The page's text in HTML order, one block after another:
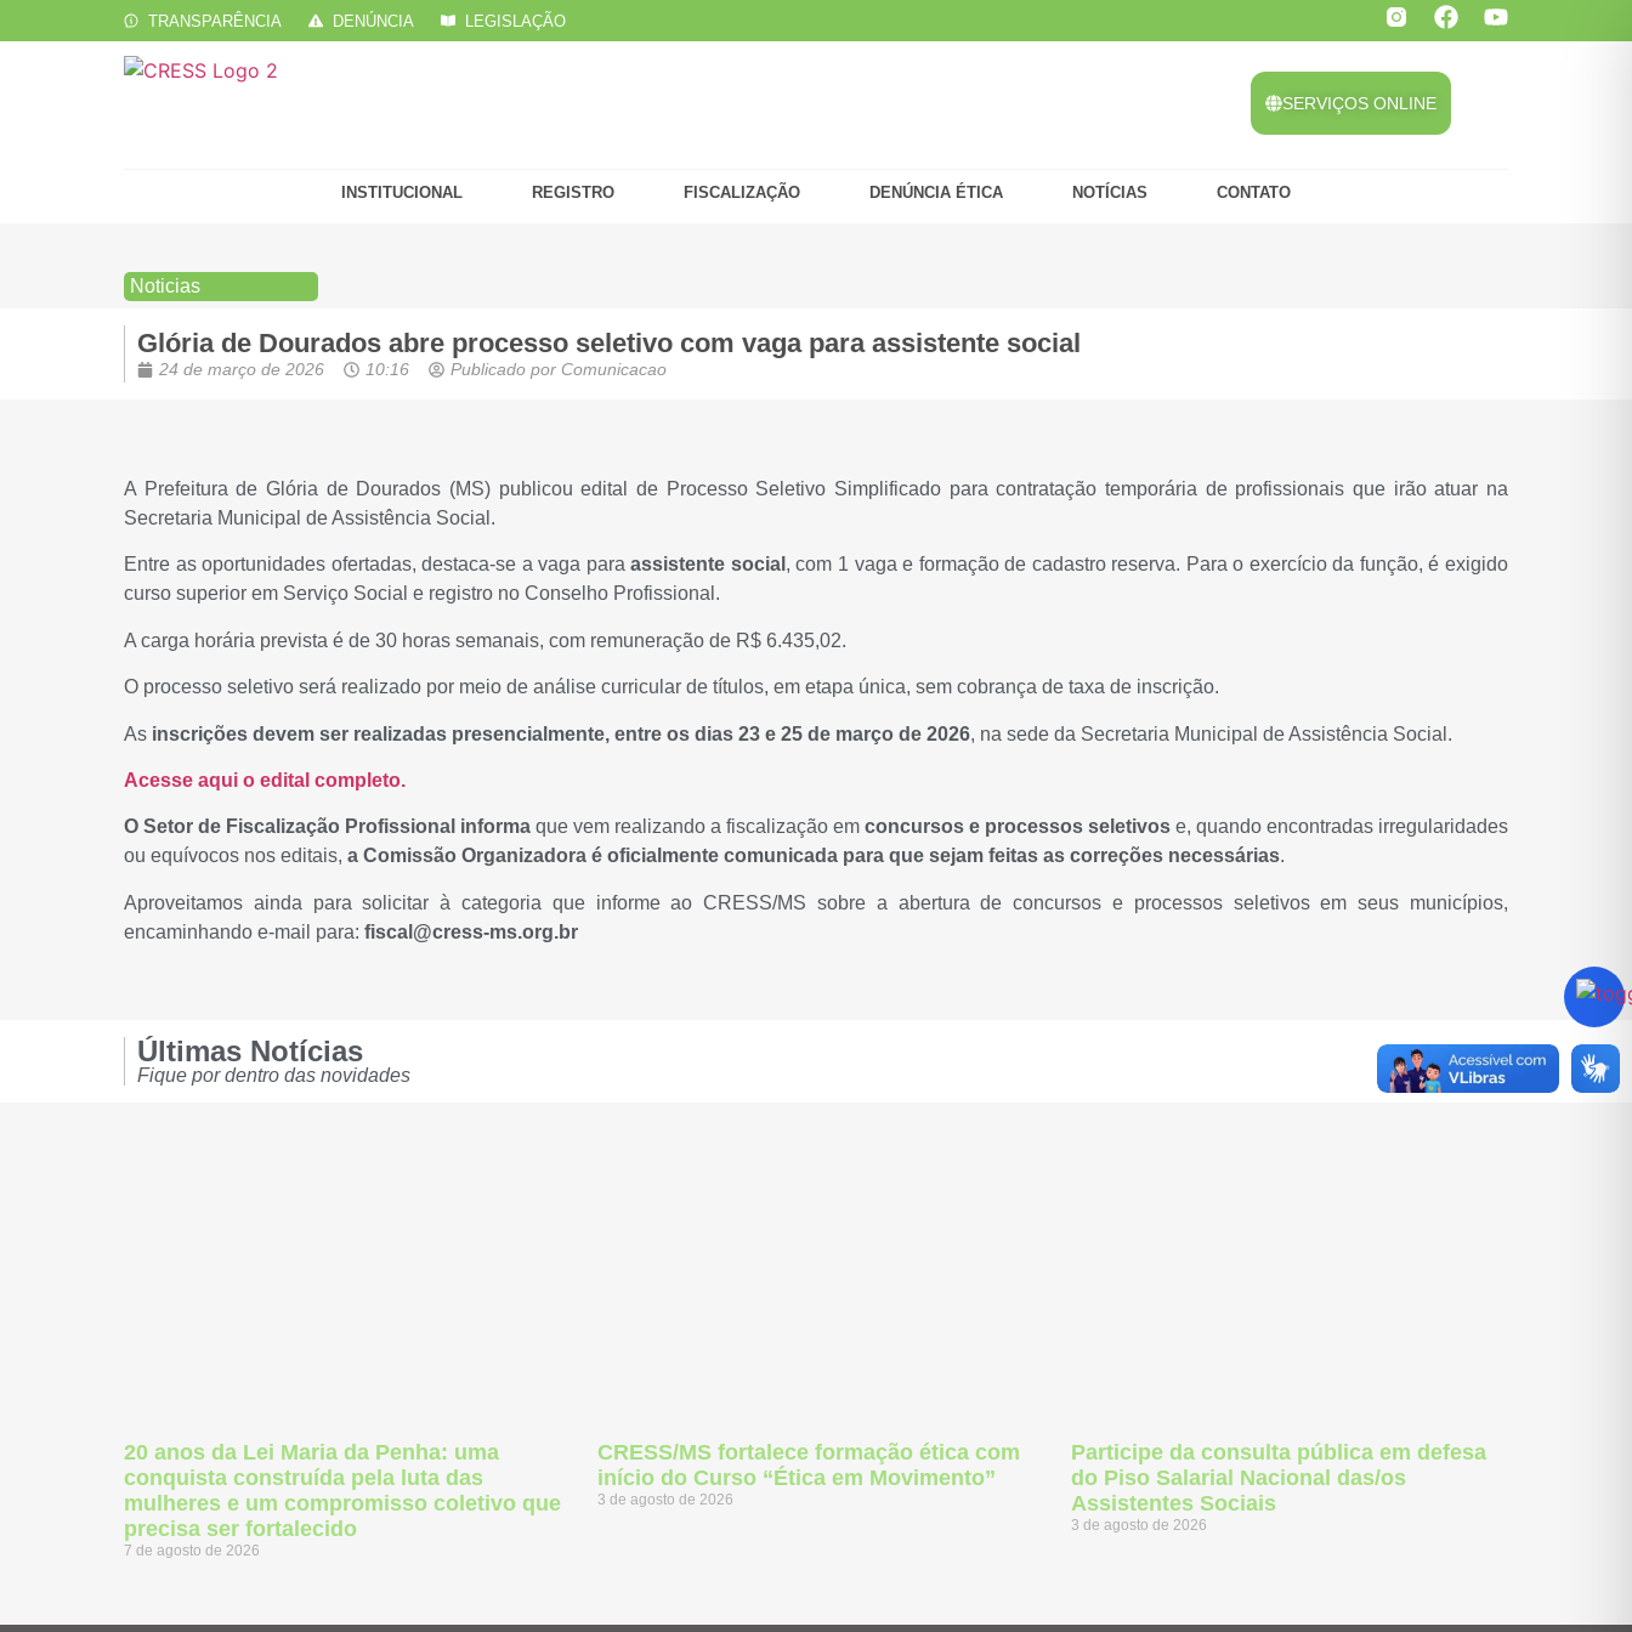
TRANSPARÊNCIA DENÚNCIA LEGISLAÇÃO
SERVIÇOS ONLINE
INSTITUCIONAL REGISTRO FISCALIZAÇÃO DENÚNCIA ÉTICA NOTÍCIAS CONTATO
Noticias
Glória de Dourados abre processo seletivo com vaga para assistente social
24 de março de 2026 10:16 Publicado por Comunicacao
A Prefeitura de Glória de Dourados (MS) publicou edital de Processo Seletivo Simplificado para contratação temporária de profissionais que irão atuar na
Secretaria Municipal de Assistência Social.
Entre as oportunidades ofertadas, destaca-se a vaga paraassistente social , com 1 vaga e formação de cadastro reserva. Para o exercício da função, é exigido
curso superior em Serviço Social e registro no Conselho Profissional.
A carga horária prevista é de 30 horas semanais, com remuneração de R$ 6.435,02.
O processo seletivo será realizado por meio de análise curricular de títulos, em etapa única, sem cobrança de taxa de inscrição.
As inscrições devem ser realizadas presencialmente, entre os dias 23 e 25 de março de 2026, na sede da Secretaria Municipal de Assistência Social.
Acesse aqui o edital completo.
O Setor de Fiscalização Profissional informa que vem realizando a fiscalização em concursos e processos seletivos e, quando encontradas irregularidades
ou equívocos nos editais, a Comissão Organizadora é oficialmente comunicada para que sejam feitas as correções necessárias.
Aproveitamos ainda para solicitar à categoria que informe ao CRESS/MS sobre a abertura de concursos e processos seletivos em seus municípios,
encaminhando e-mail para: fiscal@cress-ms.org.br
Últimas Notícias
Fique por dentro das novidades
20 anos da Lei Maria da Penha: uma
conquista construída pela luta das
mulheres e um compromisso coletivo que
precisa ser fortalecido
7 de agosto de 2026
CRESS/MS fortalece formação ética com
início do Curso “Ética em Movimento”
3 de agosto de 2026
Participe da consulta pública em defesa
do Piso Salarial Nacional das/os
Assistentes Sociais
3 de agosto de 2026